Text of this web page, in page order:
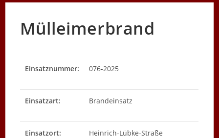
Mülleimerbrand
Einsatznummer: 076-2025
Einsatzart: Brandeinsatz
Einsatzort: Heinrich-Lübke-Straße